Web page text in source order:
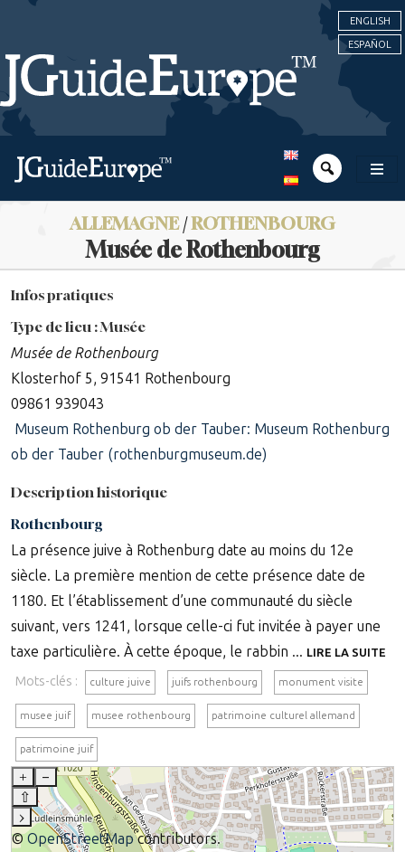
ENGLISH
ESPAÑOL
ALLEMAGNE/ROTHENBOURG
Musée de Rothenbourg
Infos pratiques
Type de lieu : Musée
Musée de Rothenbourg
Klosterhof 5, 91541 Rothenbourg
09861 939043
Museum Rothenburg ob der Tauber: Museum Rothenburg
ob der Tauber (rothenburgmuseum.de)
Description historique
Rothenbourg
La présence juive à Rothenburg date au moins du 12e
siècle. La première mention de cette présence date de
1180. Et l’établissement d’une communauté du siècle
suivant, vers 1241, lorsque celle-ci fut invitée à payer une
taxe particulière. À cette époque, le rabbin ... LIRE LA SUITE
Mots-clés : culture juive juifs rothenbourg monument visite
musee juif musee rothenbourg patrimoine culturel allemand
patrimoine juif
+
–
⇧
›
©OpenStreetMapcontributors.